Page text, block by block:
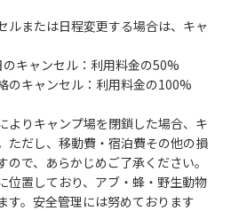
等）や他人に嫌悪感を与えるよう
る焚き火、BBQ、キャンプファ
認をお願いいたします。
ントは張らないでください。（タ
は全てお持ち帰りください。（使
に捨てられます。）
または日程変更する場合は、キャ
キャンセル：利用料金の50%
のキャンセル：利用料金の100%
りキャンプ場を閉鎖した場合、キ
ただし、移動費・宿泊費その他の損
で、あらかじめご了承ください。
置しており、アブ・蜂・野生動物
す。安全管理には努めております